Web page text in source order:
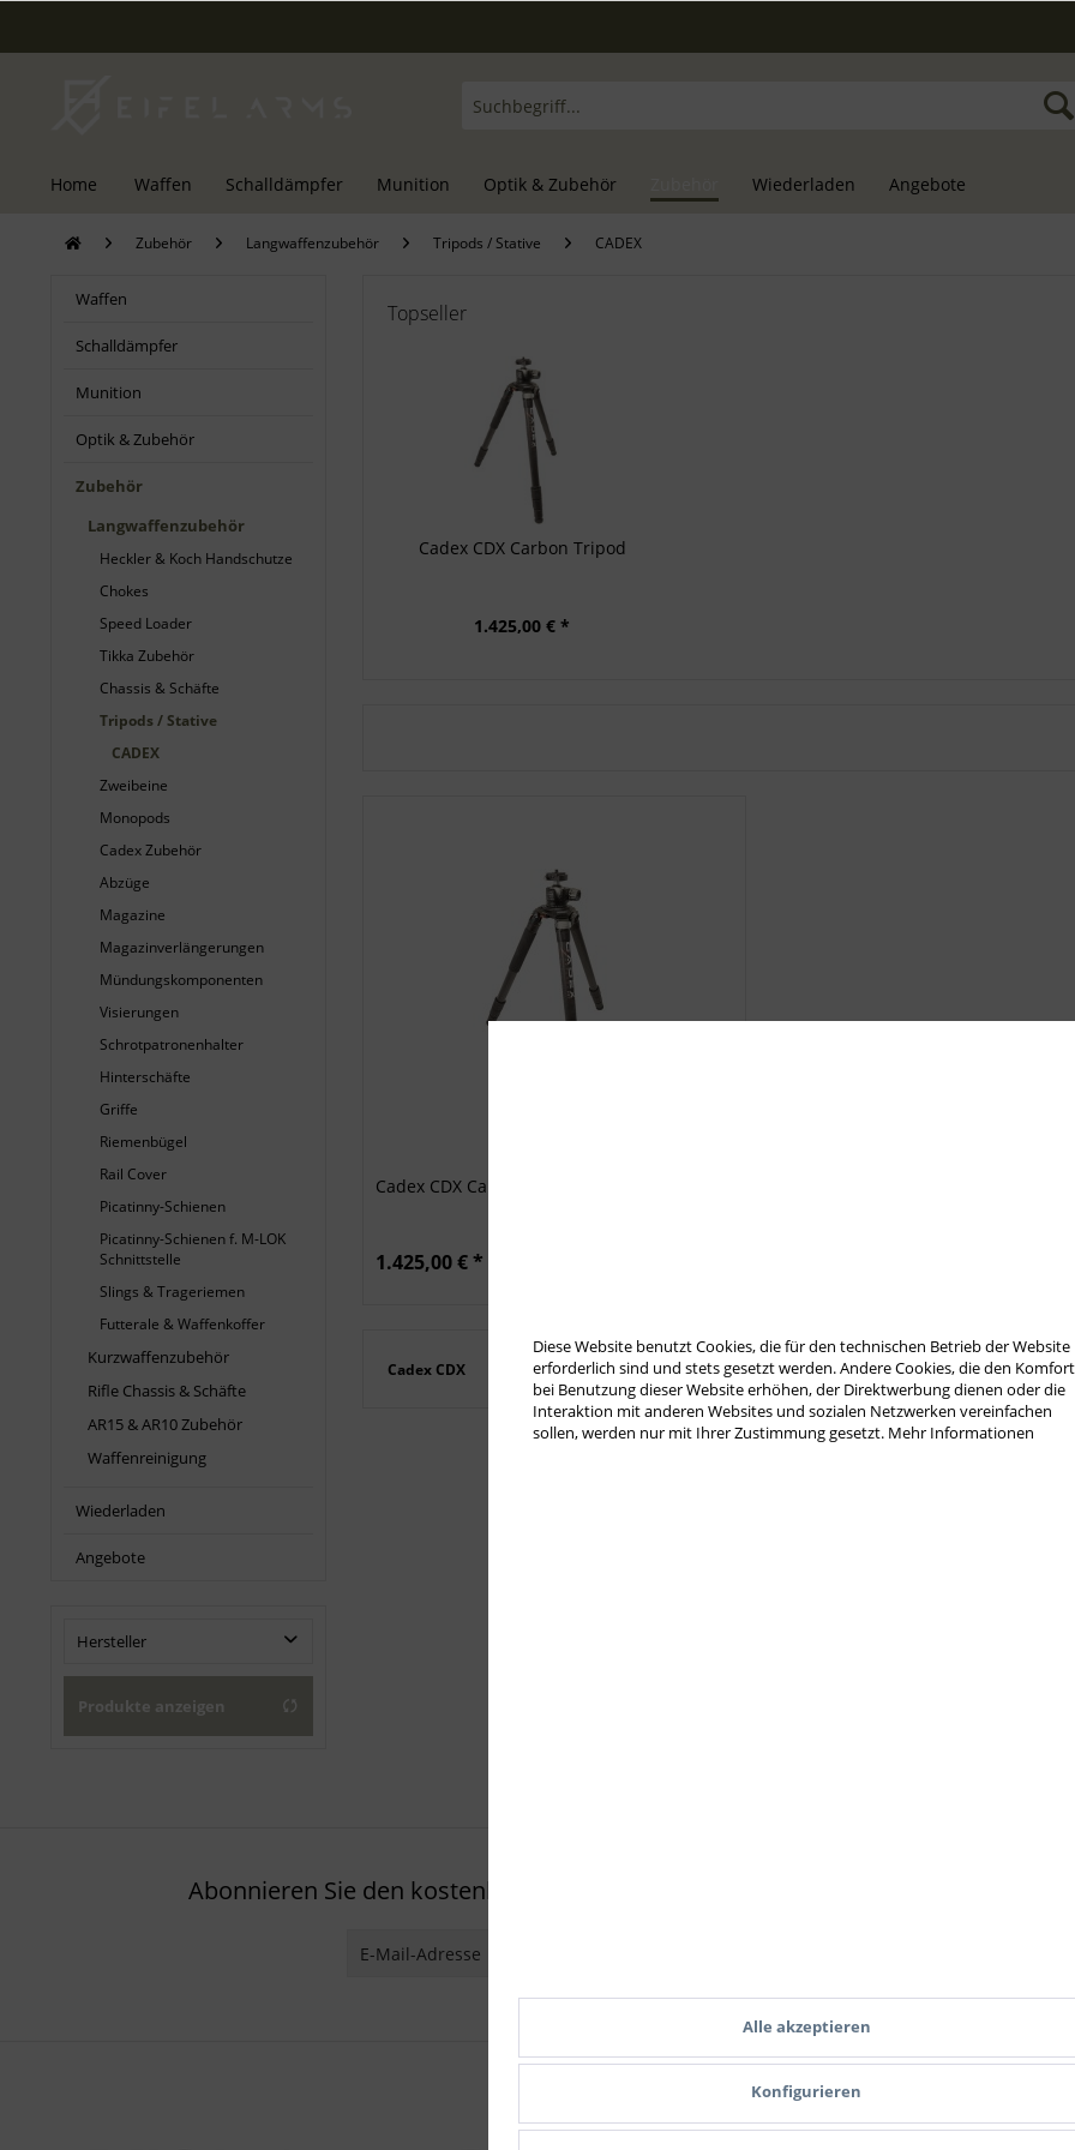
Home Waffen Schalldämpfer Munition Optik & Zubehör Wiederladen Angebote
Zubehör Langwaffenzubehör Tripods / Stative CADEX
Waffen
Schalldämpfer
Munition
Optik & Zubehör
Zubehör
Langwaffenzubehör
Heckler & Koch Handschutze
Chokes
Speed Loader
Tikka Zubehör
Chassis & Schäfte
Tripods / Stative
CADEX
Zweibeine
Monopods
Cadex Zubehör
Abzüge
Magazine
Magazinverlängerungen
Mündungskomponenten
Visierungen
Schrotpatronenhalter
Hinterschäfte
Griffe
Riemenbügel
Rail Cover
Picatinny-Schienen
Picatinny-Schienen f. M-LOK
Schnittstelle
Slings & Trageriemen
Futterale & Waffenkoffer
Kurzwaffenzubehör
Rifle Chassis & Schäfte
AR15 & AR10 Zubehör
Waffenreinigung
Wiederladen
Angebote
Hersteller
Cadex
Produkte anzeigen
Topseller
Cadex CDX Carbon Tripod
1.425,00 € *
Cadex CDX Carbon Tripod
1.425,00 € *
Cadex CDX
Abonnieren Sie den kostenlosen Newsletter und verpassen Sie keine
Ich habe dieDatenschutzbestimmungenzur Kenntnis genommen.
Zahlungsmethoden Versand
Diese Website benutzt Cookies, die für den technischen Betrieb der Website
erforderlich sind und stets gesetzt werden. Andere Cookies, die den Komfort
bei Benutzung dieser Website erhöhen, der Direktwerbung dienen oder die
Interaktion mit anderen Websites und sozialen Netzwerken vereinfachen
sollen, werden nur mit Ihrer Zustimmung gesetzt. Mehr Informationen
Alle akzeptieren
Konfigurieren